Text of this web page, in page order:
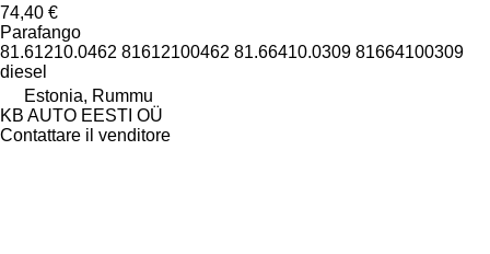
74,40 €
Parafango
81.61210.0462 81612100462 81.66410.0309 81664100309
diesel
Estonia, Rummu
KB AUTO EESTI OÜ
Contattare il venditore